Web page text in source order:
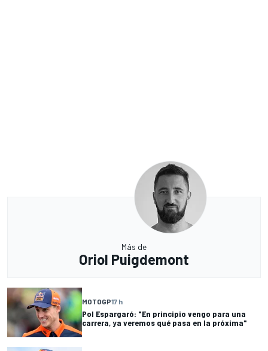
Más de
Oriol Puigdemont
MOTOGP17 h
Pol Espargaró: "En principio vengo para una
carrera, ya veremos qué pasa en la próxima"